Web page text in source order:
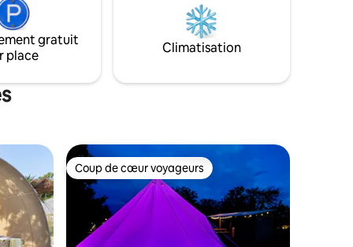
et
hors
une authentique baignoire de château,
ou encore d'un bain nordique au feu de
bois.
gratuit
place
Climatisation
Coup de cœur voyageurs
Coup de cœur voyageurs